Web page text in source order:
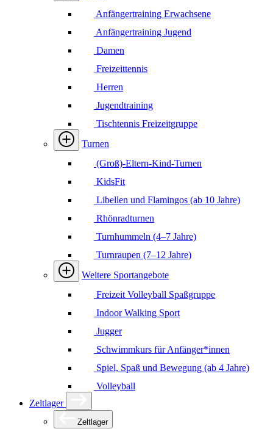
Anfängertraining Erwachsene
Anfängertraining Jugend
Damen
Freizeittennis
Herren
Jugendtraining
Tischtennis Freizeitgruppe
Turnen
(Groß)-Eltern-Kind-Turnen
KidsFit
Libellen und Flamingos (ab 10 Jahre)
Rhönradturnen
Turnhummeln (4–7 Jahre)
Turnraupen (7–12 Jahre)
Weitere Sportangebote
Freizeit Volleyball Spaßgruppe
Indoor Walking Sport
Jugger
Schwimmkurs für Anfänger*innen
Spiel, Spaß und Bewegung (ab 4 Jahre)
Volleyball
Zeltlager
Zeltlager